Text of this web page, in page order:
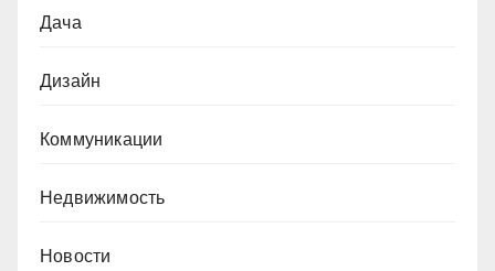
Дача
Дизайн
Коммуникации
Недвижимость
Новости